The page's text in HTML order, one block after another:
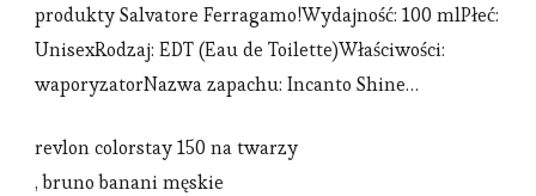
produkty Salvatore Ferragamo!Wydajność: 100 mlPłeć:
UnisexRodzaj: EDT (Eau de Toilette)Właściwości:
waporyzatorNazwa zapachu: Incanto Shine…
revlon colorstay 150 na twarzy
, bruno banani męskie